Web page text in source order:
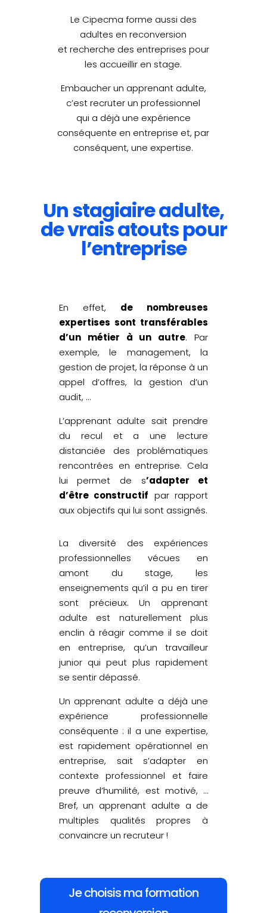
Le Cipecma forme aussi des
adultes en reconversion
et recherche des entreprises pour
les accueillir en stage.
Embaucher un apprenant adulte,
c’est recruter un professionnel
qui a déjà une expérience
conséquente en entreprise et, par
conséquent, une expertise.
Un stagiaire adulte,
de vrais atouts pour
l’entreprise
En effet, de nombreuses
expertises sont transférables
d’un métier à un autre. Par
exemple, le management, la
gestion de projet, la réponse à un
appel d’offres, la gestion d’un
audit, …
L’apprenant adulte sait prendre
du recul et a une lecture
distanciée des problématiques
rencontrées en entreprise. Cela
lui permet de s’adapter et
d’être constructif par rapport
aux objectifs qui lui sont assignés.
La diversité des expériences
professionnelles vécues en
amont du stage, les
enseignements qu’il a pu en tirer
sont précieux. Un apprenant
adulte est naturellement plus
enclin à réagir comme il se doit
en entreprise, qu’un travailleur
junior qui peut plus rapidement
se sentir dépassé.
Un apprenant adulte a déjà une
expérience professionnelle
conséquente : il a une expertise,
est rapidement opérationnel en
entreprise, sait s’adapter en
contexte professionnel et faire
preuve d’humilité, est motivé, …
Bref, un apprenant adulte a de
multiples qualités propres à
convaincre un recruteur !
Je choisis ma formation